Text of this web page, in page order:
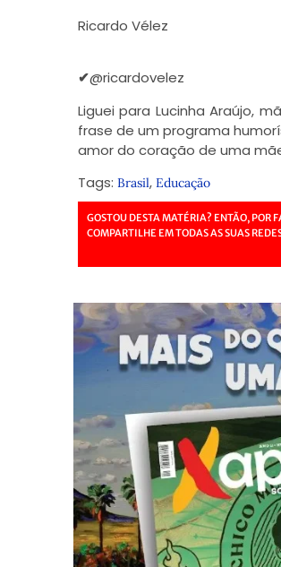
Ricardo Vélez
✔@ricardovelez
Liguei para Lucinha Araújo,
frase de um programa
amor do coração de uma
Tags: Brasil, Educação
GOSTOU DESTA MATÉRIA? ENTÃO, POR
COMPARTILHE EM TODAS AS SUAS